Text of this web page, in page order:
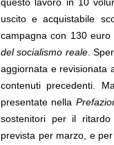
uscito e acquistabile
campagna con 130 euro
del socialismo reale.
aggiornata e revisionata
contenuti precedenti.
presentate nella
sostenitori per il
prevista per marzo, e